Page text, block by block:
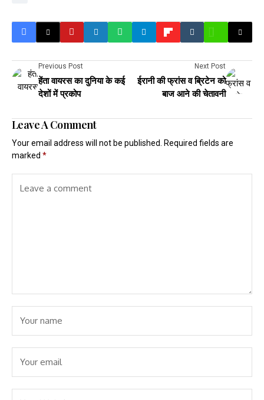
Previous Post
हेंता वायरस का दुनिया के कई
देशों में प्रकोप
Next Post
ईरानी की फ्रांस व ब्रिटेन को
बाज आने की चेतावनी
Leave A Comment
Your email address will not be published.
Required fields are
marked *